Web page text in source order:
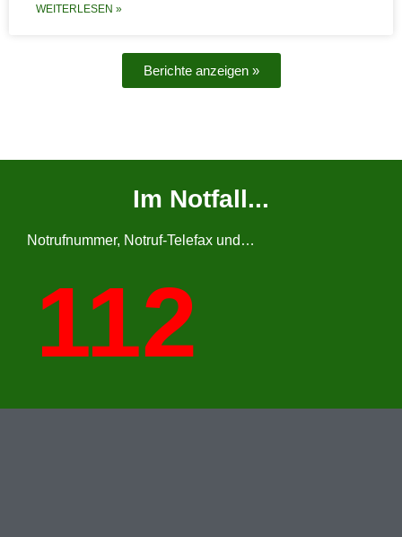
WEITERLESEN »
Berichte anzeigen »
Im Notfall...
Notrufnummer, Notruf-Telefax und…
112